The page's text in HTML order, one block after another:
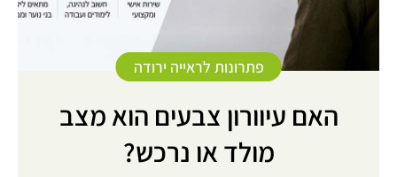
פתרונות לראייה ירודה
האם עיוורון צבעים הוא מצב
מולד או נרכש?